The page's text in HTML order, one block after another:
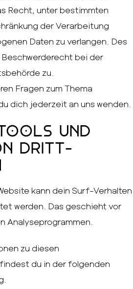
Recht, unter bestimmten
der Verarbeitung
Daten zu verlangen. Des
bei der
zu.
Fragen zum Thema
dich jederzeit an uns wenden.
und
Dritt­
kann dein Surf-Verhalten
werden. Das geschieht vor
Analyseprogrammen.
zu diesen
du in der folgenden